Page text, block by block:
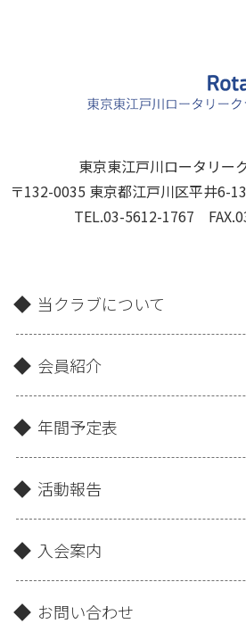
東京東江戸川ロータリー
〒132-0035 東京都江戸川区平井6-
TEL.03-5612-1767
当クラブについて
会員紹介
年間予定表
活動報告
入会案内
お問い合わせ